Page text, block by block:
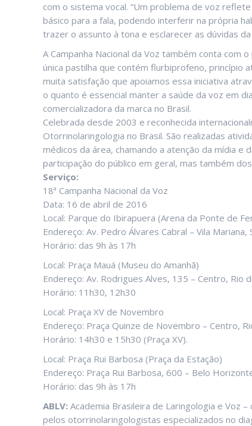
com o sistema vocal. “Um problema de voz
básico para a fala, podendo interferir na própria
trazer o assunto à tona e esclarecer as dúvidas da
A Campanha Nacional da Voz também conta com
única pastilha que contém flurbiprofeno, princípio
muita satisfação que apoiamos essa iniciativa
o quanto é essencial manter a saúde da voz em
comercializadora da marca no Brasil.
Celebrada desde 2003 e reconhecida
Otorrinolaringologia no Brasil. São realizadas
médicos da área, chamando a atenção da mídia e
participação do público em geral, mas também
Serviço:
18ª Campanha Nacional da Voz
Data: 16 de abril de 2016
Local: Parque do Ibirapuera (Arena da Ponte de
Endereço: Av. Pedro Álvares Cabral – Vila Mariana,
Horário: das 9h às 17h
Local: Praça Mauá (Museu do Amanhã)
Endereço: Av. Rodrigues Alves, 135 – Centro, Rio
Horário: 11h30, 12h30
Local: Praça XV de Novembro
Endereço: Praça Quinze de Novembro – Centro,
Horário: 14h30 e 15h30 (Praça XV).
Local: Praça Rui Barbosa (Praça da Estação)
Endereço: Praça Rui Barbosa, 600 – Belo
Horário: das 9h às 17h
ABLV: Academia Brasileira de Laringologia e Voz
pelos otorrinolaringologistas especializados no